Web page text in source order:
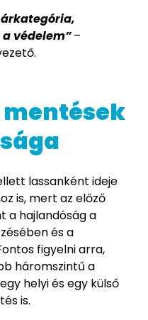
védelem”–
lassanként ideje
is, mert az előző
a hajlandóság a
és a
figyelni arra,
háromszintű a
helyi és egy külső
is.